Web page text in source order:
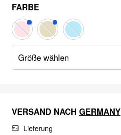
FARBE
Größe wählen
VERSAND NACH GERMANY
Lieferung